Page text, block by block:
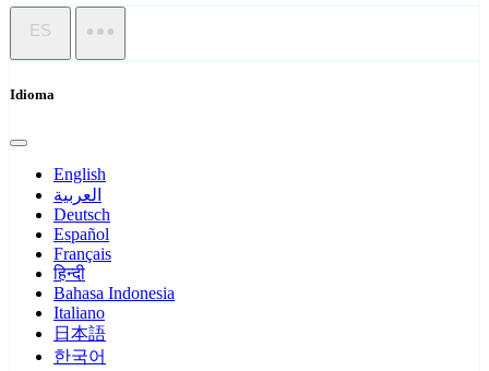
ES
Idioma
English
العربية
Deutsch
Español
Français
हिन्दी
Bahasa Indonesia
Italiano
日本語
한국어